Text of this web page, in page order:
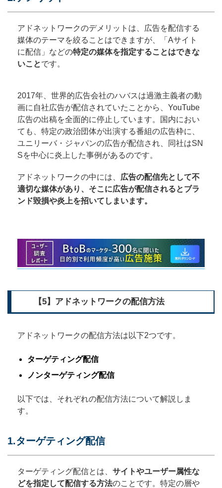
アドネットワークのデメリットは、広告を配信する
媒体のテーマを絞ることはできますが、「Aサイト
に配信」などの特定の媒体を指定することはできな
いことです。
2017年、世界的広告会社のハバスは過激主義者の動
画に自社広告が配信されていたことから、YouTube
広告の出稿を全面的に停止しています。国内におい
ても、特定の政治団体が出演する番組の広告枠に、
ユニリーバ・ジャパンの広告が配信され、同社はSN
Sを中心に炎上した事例があるのです。
アドネットワークの中には、 広告の配信先として不
適切な媒体があり、そこに広告が配信されるとブラ
ンド毀損や炎上を招いてしまいます。
【5】アドネットワークの配信方法
アドネットワークの配信方法は以下2つです。
ターゲティング配信
ノンターゲティング配信
以下では、それぞれの配信方法について解説しま
す。
1.ターゲティング配信
ターゲティング配信とは、 サイトやユーザー属性な
どを指定して配信する方法のことです。特定の層や